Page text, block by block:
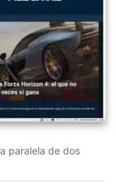
paralela de dos